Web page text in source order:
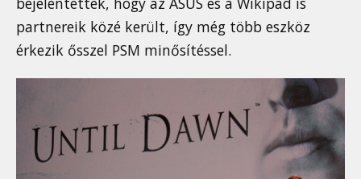
partnereik közé került, így még több eszköz
érkezik ősszel PSM minősítéssel.